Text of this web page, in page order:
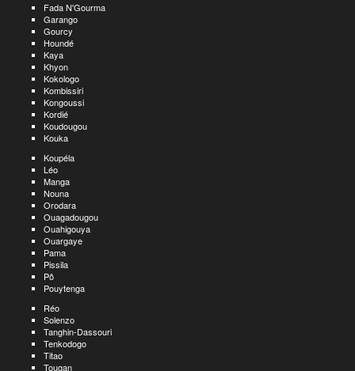
Fada N'Gourma
Garango
Gourcy
Houndé
Kaya
Khyon
Kokologo
Kombissiri
Kongoussi
Kordié
Koudougou
Kouka
Koupéla
Léo
Manga
Nouna
Orodara
Ouagadougou
Ouahigouya
Ouargaye
Pama
Pissila
Pô
Pouytenga
Réo
Solenzo
Tanghin-Dassouri
Tenkodogo
Titao
Tougan